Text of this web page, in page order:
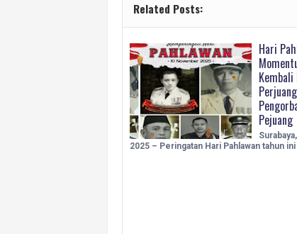
Related Posts:
Hari
Kembali
Pejuang
2025 – Peringatan Hari Pahlawan tahun